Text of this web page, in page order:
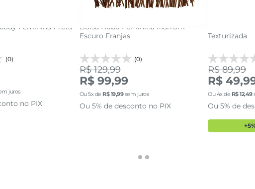
Feminina Preta
(0)
juros
no PIX
adicionar a sacola
Bolsa Hobo Feminina Marrom
Escuro Franjas
(0)
R$ 129,99
R$ 99,99
Ou5x de R$19,99sem juros
Ou 5% de desconto no PIX
Texturizada
R$ 89,99
R$
Ou4x de R$12,49
Ou 5% de